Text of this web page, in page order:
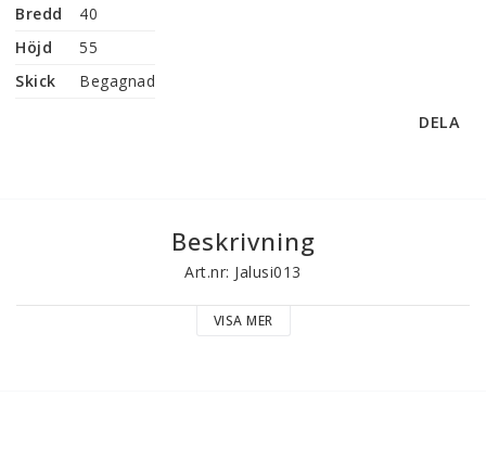
Bredd
40
Höjd
55
Skick
Begagnad
DELA
Beskrivning
Art.nr: Jalusi013
VISA MER